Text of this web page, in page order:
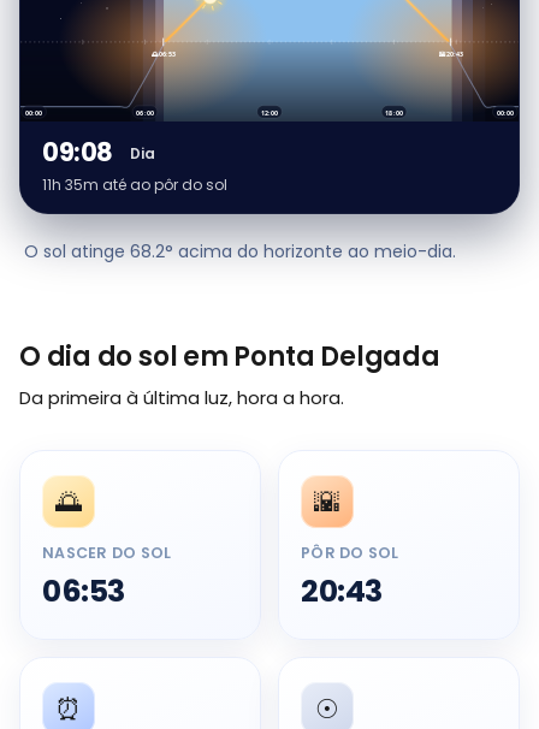
🌅 06:53 🌇 20:43
00:00 06:00 12:00 18:00 00:00
09:08
Dia
11h 35m até ao pôr do sol
O sol atinge 68.2° acima do horizonte ao meio-dia.
O dia do sol em Ponta Delgada
Da primeira à última luz, hora a hora.
🌅
NASCER DO SOL
06:53
🌇
PÔR DO SOL
20:43
⏰ ☉️